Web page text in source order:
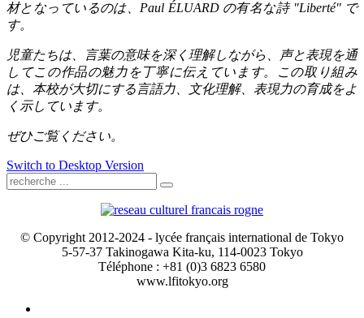
材となっているのは、 Paul ÉLUARD の有名な詩"Liberté" で
す。
児童たちは、言葉の意味を深く理解しながら、声と表現を通
してこの作品の魅力を丁寧に伝えています。この取り組み
は、本校が大切にする言語力、文化理解、表現力の育成をよ
く示しています。
ぜひご覧ください。
Switch to Desktop Version
© Copyright 2012-2024 - lycée français international de Tokyo
5-57-37 Takinogawa Kita-ku, 114-0023 Tokyo
Téléphone : +81 (0)3 6823 6580
www.lfitokyo.org